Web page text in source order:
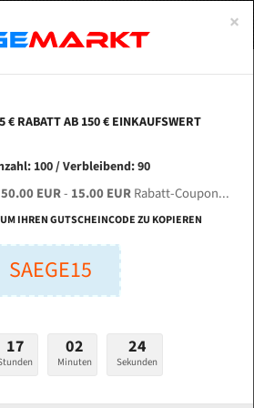
DG für 6420 mm Bi-Metall
Bandsägeblätter
Länge (mm):
+ Zahnteilung:
mm
×
€ RABATT AB 150 € EINKAUFSWERT
100 / Verbleibend: 90
EUR- 15.00 EURRabatt-Coupon...
IHREN GUTSCHEINCODE ZU KOPIEREN
SAEGE15
17 02
Minuten
23
Sekunden